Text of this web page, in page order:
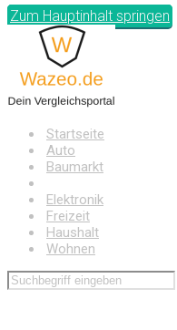
Zum Hauptinhalt springen
Startseite
Auto
Baumarkt
Elektronik
Freizeit
Haushalt
Wohnen